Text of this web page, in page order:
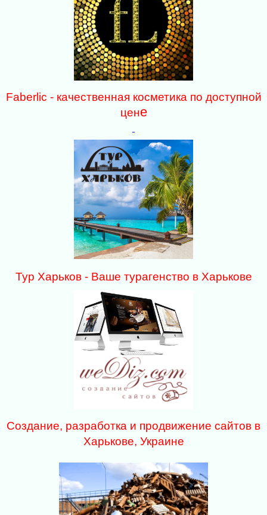
Faberlic - качественная косметика по доступной
цене
Тур Харьков - Ваше турагенство в Харькове
Создание, разработка и продвижение сайтов в
Харькове, Украине